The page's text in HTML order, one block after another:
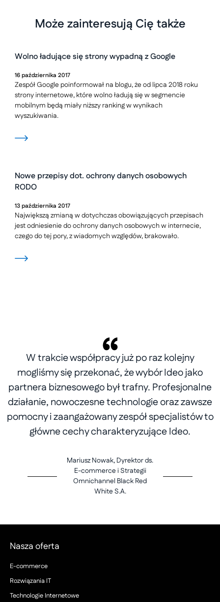
Może zainteresują Cię także
Wolno ładujące się strony wypadną z Google
16października 2017
Zespół Google poinformował na blogu, że od lipca 2018 roku
strony internetowe, które wolno ładują się w segmencie
mobilnym będą miały niższy ranking w wynikach
wyszukiwania.
Nowe przepisy dot. ochrony danych osobowych
RODO
13października 2017
Największą zmianą w dotychczas obowiązujących przepisach
jest odniesienie do ochrony danych osobowych w internecie,
czego do tej pory, z wiadomych względów, brakowało.
W trakcie współpracy już po raz kolejny
mogliśmy się przekonać, że wybór Ideo jako
partnera biznesowego był trafny. Profesjonalne
działanie, nowoczesne technologie oraz zawsze
pomocny i zaangażowany zespół specjalistów to
główne cechy charakteryzujące Ideo.
Mariusz Nowak, Dyrektor ds.
E-commerce i Strategii
Omnichannel Black Red
White S.A.
Nasza oferta
E-commerce
Rozwiązania IT
Technologie Internetowe